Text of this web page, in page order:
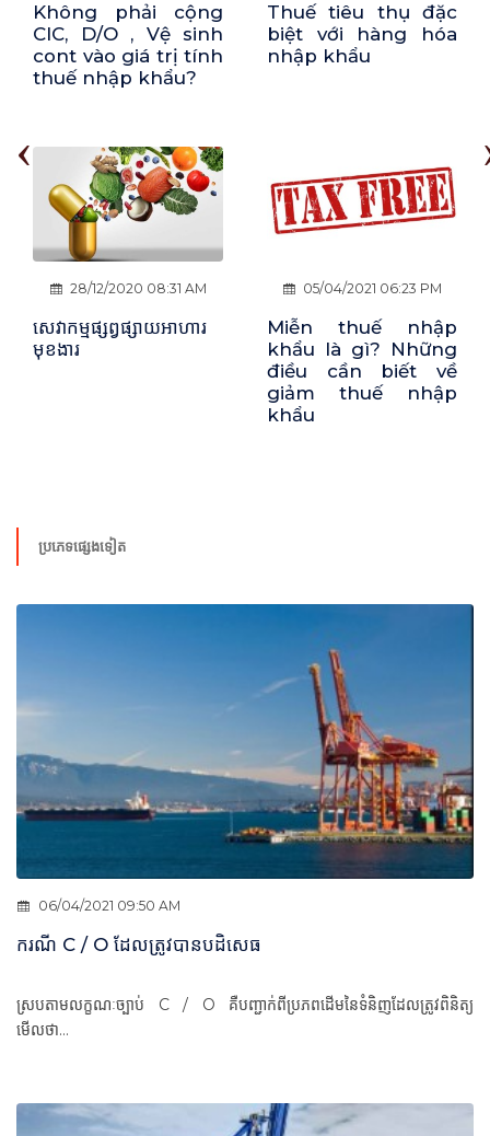
Không phải cộng
CIC, D/O , Vệ sinh
cont vào giá trị tính
thuế nhập khẩu?
28/12/2020 08:31 AM
សេវាកម្មផ្សព្វផ្សាយអាហារ
មុខងារ
Thuế tiêu thụ đặc
biệt với hàng hóa
nhập khẩu
05/04/2021 06:23 PM
Miễn thuế nhập
khẩu là gì? Những
điều cần biết về
giảm thuế nhập
khẩu
‹
ប្រភេទផ្សេងទៀត
06/04/2021 09:50 AM
ករណី C / O ដែលត្រូវបានបដិសេធ
ស្របតាមលក្ខណៈច្បាប់ C / O គឺបញ្ជាក់ពីប្រភពដើមនៃទំនិញដែលត្រូវពិនិត្យ
មើលថា...